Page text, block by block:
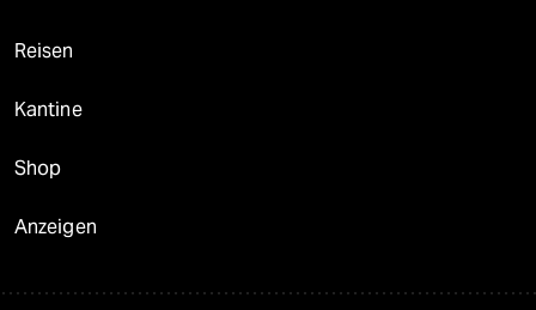
Reisen
Kantine
Shop
Anzeigen